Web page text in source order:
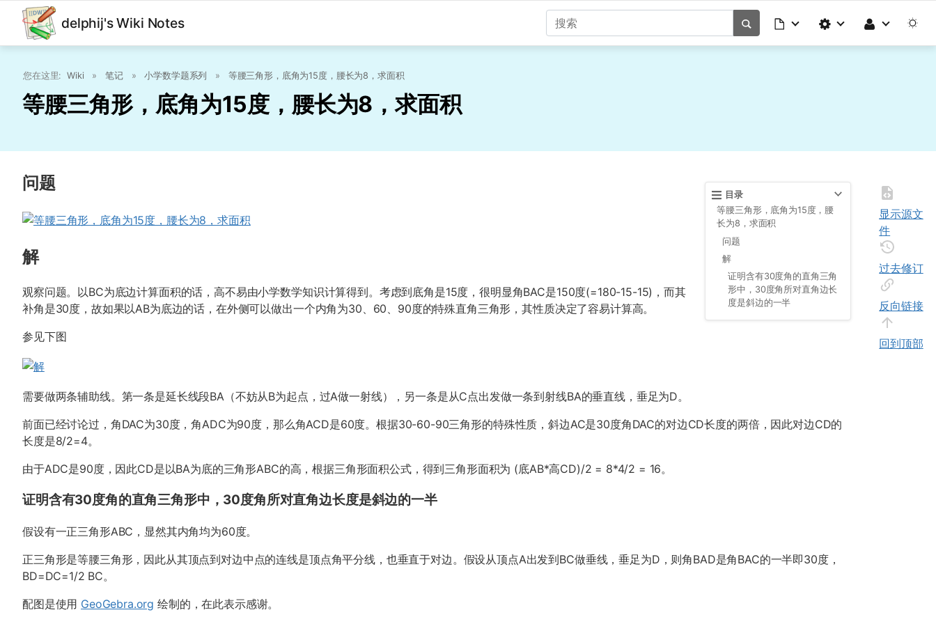
delphij's Wiki Notes
您在这里: Wiki » 笔记 » 小学数学题系列 » 等腰三角形，底角为15度，腰长为8，求面积
等腰三角形，底角为15度，腰长为8，求面积
目录
等腰三角形，底角为15度，腰
长为8，求面积
问题
解
证明含有30度角的直角三角
形中，30度角所对直角边长
度是斜边的一半
问题
解
观察问题。以BC为底边计算面积的话，高不易由小学数学知识计算得到。考虑到底角是15度，很明显角BAC是150度(=180-15-15)，而其
补角是30度，故如果以AB为底边的话，在外侧可以做出一个内角为30、60、90度的特殊直角三角形，其性质决定了容易计算高。
参见下图
需要做两条辅助线。第一条是延长线段BA（不妨从B为起点，过A做一射线），另一条是从C点出发做一条到射线BA的垂直线，垂足为D。
前面已经讨论过，角DAC为30度，角ADC为90度，那么角ACD是60度。根据30-60-90三角形的特殊性质，斜边AC是30度角DAC的对边CD长度的两倍，因此对边CD的
长度是8/2=4。
由于ADC是90度，因此CD是以BA为底的三角形ABC的高，根据三角形面积公式，得到三角形面积为 (底AB*高CD)/2 = 8*4/2 = 16。
证明含有30度角的直角三角形中，30度角所对直角边长度是斜边的一半
假设有一正三角形ABC，显然其内角均为60度。
正三角形是等腰三角形，因此从其顶点到对边中点的连线是顶点角平分线，也垂直于对边。假设从顶点A出发到BC做垂线，垂足为D，则角BAD是角BAC的一半即30度，
BD=DC=1/2 BC。
配图是使用 GeoGebra.org 绘制的，在此表示感谢。
显示源文
件
过去修订
反向链接
回到顶部